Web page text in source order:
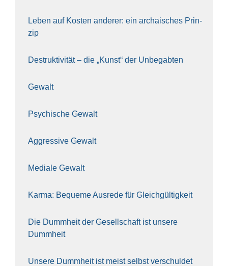
Leben auf Kos­ten ande­rer: ein archai­sches Prin­
zip
Destruk­ti­vi­tät – die „Kunst“ der Unbe­gab­ten
Gewalt
Psy­chi­sche Gewalt
Aggres­si­ve Gewalt
Media­le Gewalt
Kar­ma: Beque­me Aus­re­de für Gleich­gül­tig­keit
Die Dumm­heit der Gesell­schaft ist unse­re
Dumm­heit
Unse­re Dumm­heit ist meist selbst ver­schul­det